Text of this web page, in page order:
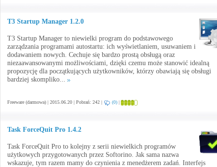
T3 Startup Manager 1.2.0
T3 Startup Manager to niewielki program do podstawowego
zarządzania programami autostartu: ich wyświetlaniem, usuwaniem i
dodawaniem nowych. Cechuje się bardzo prostą obsługą oraz
niezaawansowanymi możliwościami, dzięki czemu może stanowić idealną
propozycję dla początkujących użytkowników, którzy obawiają się obsługi
bardziej skompliko...
Freeware (darmowa) | 2015.06.20 | Pobrań: 242 | (0) |
Task ForceQuit Pro 1.4.2
Task ForceQuit Pro to kolejny z serii niewielkich programów
użytkowych przygotowanych przez Softorino. Jak sama nazwa
wskazuje, tym razem mamy do czynienia z menedżerem zadań. Interfejs